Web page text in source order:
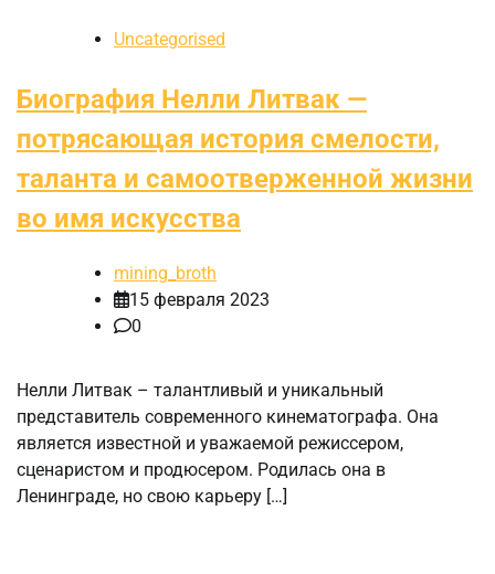
Uncategorised
Биография Нелли Литвак —
потрясающая история смелости,
таланта и самоотверженной жизни
во имя искусства
mining_broth
15 февраля 2023
0
Нелли Литвак – талантливый и уникальный
представитель современного кинематографа. Она
является известной и уважаемой режиссером,
сценаристом и продюсером. Родилась она в
Ленинграде, но свою карьеру […]